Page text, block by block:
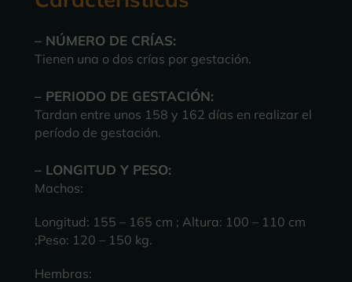
– NÚMERO DE CRÍAS:
Tienen una o dos crías por gestación.
– PERIODO DE GESTACIÓN:
Tardan entre unos 158 y 162 días en realizar el
período de gestación.
– LONGITUD Y PESO:
Machos:
Longitud: 155 – 165 cm ; Altura: 100 – 110 cm
;Peso: 120 – 150 kg.
Hembras: